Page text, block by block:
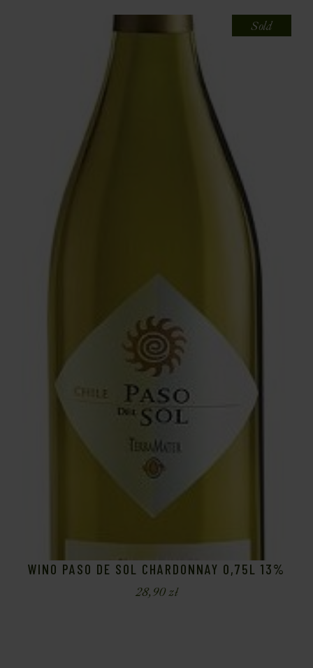
Sold
WINO PASO DE SOL CHARDONNAY 0,75L 13%
28,90zł